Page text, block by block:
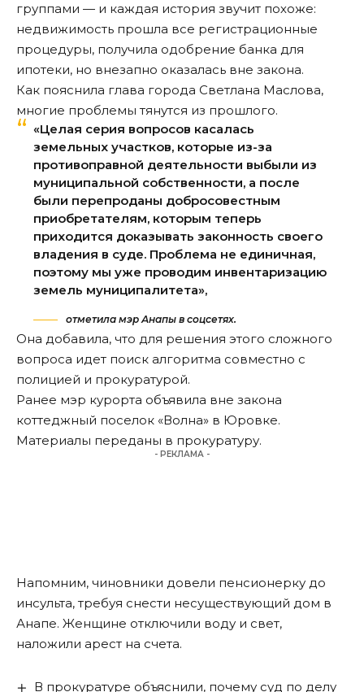
группами — и каждая история звучит похоже:
недвижимость прошла все регистрационные
процедуры, получила одобрение банка для
ипотеки, но внезапно оказалась вне закона.
Как пояснила глава города Светлана Маслова,
многие проблемы тянутся из прошлого.
«Целая серия вопросов касалась
земельных участков, которые из-за
противоправной деятельности выбыли из
муниципальной собственности, а после
были перепроданы добросовестным
приобретателям, которым теперь
приходится доказывать законность своего
владения в суде. Проблема не единичная,
поэтому мы уже проводим инвентаризацию
земель муниципалитета»,
отметила мэр Анапы в соцсетях.
Она добавила, что для решения этого сложного
вопроса идет поиск алгоритма совместно с
полицией и прокуратурой.
Ранее мэр курорта объявила вне закона
коттеджный поселок «Волна» в Юровке.
Материалы переданы в прокуратуру.
- РЕКЛАМА -
Напомним, чиновники довели пенсионерку до
инсульта, требуя снести несуществующий дом в
Анапе. Женщине отключили воду и свет,
наложили арест на счета.
В прокуратуре объяснили, почему суд по делу